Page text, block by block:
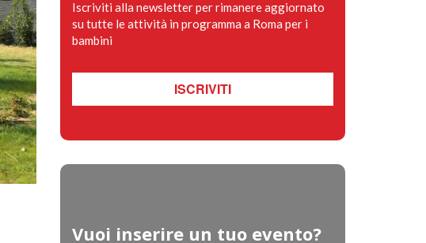
Iscriviti alla newsletter per rimanere aggiornato
su tutte le attività in programma a Roma per i
bambini
ISCRIVITI
Vuoi inserire un tuo evento?